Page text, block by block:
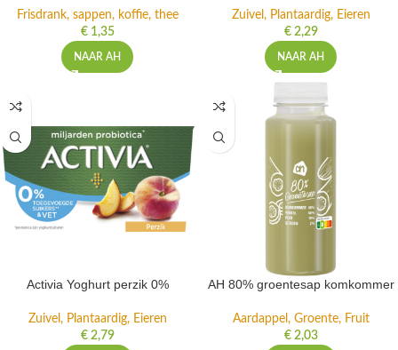
Frisdrank, sappen, koffie, thee
€1,35
NAAR AH
Zuivel, Plantaardig, Eieren
€2,29
NAAR AH
Activia Yoghurt perzik 0%
Zuivel, Plantaardig, Eieren
€2,79
AH 80% groentesap komkommer
Aardappel, Groente, Fruit
€2,03